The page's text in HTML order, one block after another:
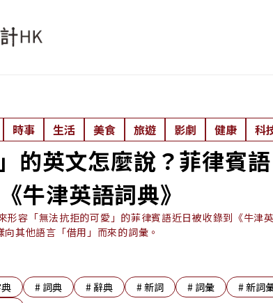
時事 生活 美食 旅遊 影劇 健康 科
的英文怎麼說？菲律賓語
牛津英語詞典》
容「無法抗拒的可愛」的菲律賓語近日被收錄到《牛津
其他語言「借用」而來的詞彙。
# 詞典 # 辭典 #新詞 # 詞彙 #新詞